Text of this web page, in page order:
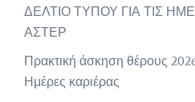
ΔΕΛΤΙΟ ΤΥΠΟΥ ΓΙΑ ΤΙΣ
ΑΣΤΕΡ
Πρακτική άσκηση θέρους
Ημέρες καριέρας